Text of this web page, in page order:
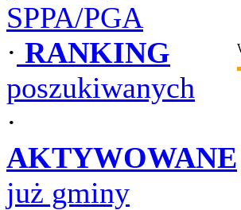
SPPA/PGA
· RANKING
poszukiwanych
·
AKTYWOWANE
już gminy